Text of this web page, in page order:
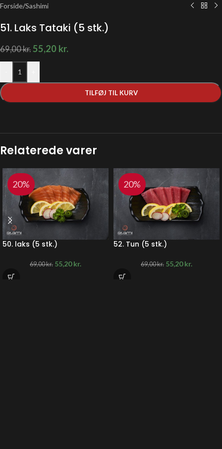
Forside/Sashimi
51. Laks Tataki (5 stk.)
69,00kr. 55,20 kr.
TILFØJ TIL KURV
Relaterede varer
20%
50. laks (5 stk.)
69,00kr. 55,20kr.
20%
52. Tun (5 stk.)
69,00kr. 55,20kr.